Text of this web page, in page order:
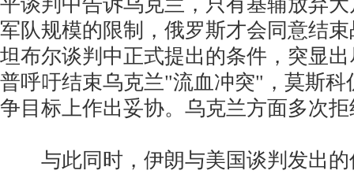
平谈判中告诉乌克兰，只有基辅放弃
军队规模的限制，俄罗斯才会同意结
坦布尔谈判中正式提出的条件，突显
普呼吁结束乌克兰"流血冲突"，莫斯科
争目标上作出妥协。乌克兰方面多次
与此同时，伊朗与美国谈判发出的